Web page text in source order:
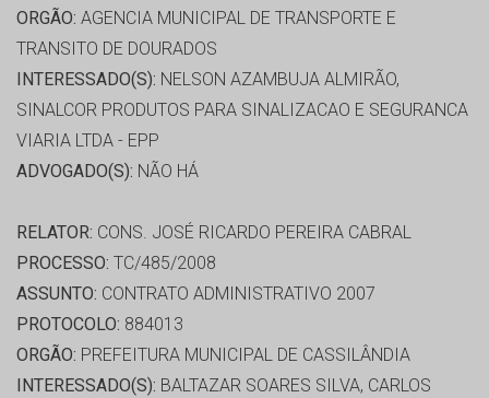
ORGÃO: AGENCIA MUNICIPAL DE TRANSPORTE E
TRANSITO DE DOURADOS
INTERESSADO(S): NELSON AZAMBUJA ALMIRÃO,
SINALCOR PRODUTOS PARA SINALIZACAO E SEGURANCA
VIARIA LTDA - EPP
ADVOGADO(S): NÃO HÁ
RELATOR: CONS. JOSÉ RICARDO PEREIRA CABRAL
PROCESSO: TC/485/2008
ASSUNTO: CONTRATO ADMINISTRATIVO 2007
PROTOCOLO: 884013
ORGÃO: PREFEITURA MUNICIPAL DE CASSILÂNDIA
INTERESSADO(S): BALTAZAR SOARES SILVA, CARLOS